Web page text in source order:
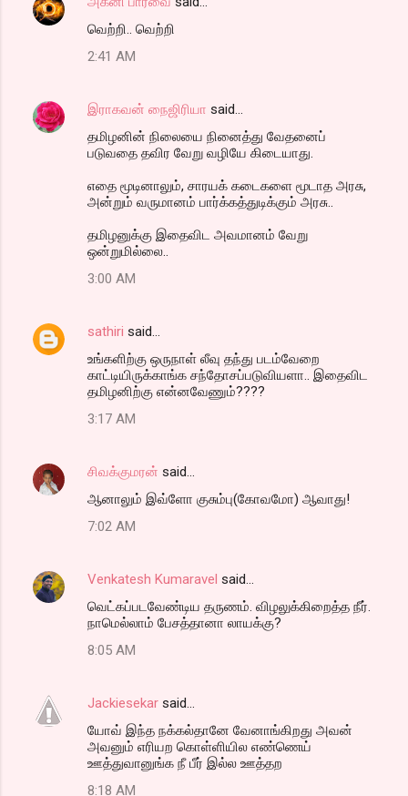
வெற்றி.. வெற்றி
2:41 AM
இராகவன் நைஜிரியா said…
தமிழனின் நிலையை நினைத்து வேதனைப்
படுவதை தவிர வேறு வழியே கிடையாது.
எதை மூடினாலும், சாரயக் கடைகளை மூடாத அரசு,
அன்றும் வருமானம் பார்க்கத்துடிக்கும் அரசு..
தமிழனுக்கு இதைவிட அவமானம் வேறு
ஒன்றுமில்லை..
3:00 AM
sathiri said…
உங்களிற்கு ஒருநாள் லீவு தந்து படம்வேறை
காட்டியிருக்காங்க சந்தோசப்படுவியளா.. இதைவிட
தமிழனிற்கு என்னவேணும்????
3:17 AM
சிவக்குமரன் said…
ஆனாலும் இவ்ளோ குசும்பு(கோவமோ) ஆவாது!
7:02 AM
Venkatesh Kumaravel said…
வெட்கப்படவேண்டிய தருணம். விழலுக்கிறைத்த நீர்.
நாமெல்லாம் பேசத்தானா லாயக்கு?
8:05 AM
Jackiesekar said…
யோவ் இந்த நக்கல்தானே வேனாங்கிறது அவன்
அவனும் எரியற கொள்ளியில எண்ணெய்
ஊத்துவானுங்க நீ பீர் இல்ல ஊத்தற
8:18 AM